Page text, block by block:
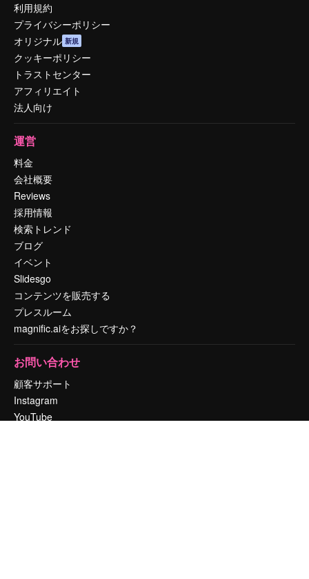
利用規約
プライバシーポリシー
オリジナル 新規
クッキーポリシー
トラストセンター
アフィリエイト
法人向け
運営
料金
会社概要
Reviews
採用情報
検索トレンド
ブログ
イベント
Slidesgo
コンテンツを販売する
プレスルーム
magnific.aiをお探しですか？
お問い合わせ
顧客サポート
Instagram
YouTube